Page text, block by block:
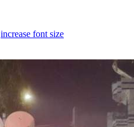
increase font size